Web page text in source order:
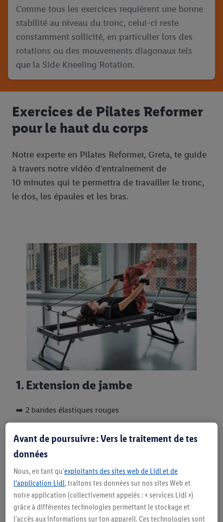
Comme tous les exercices requièrent une bonne
stabilité au niveau du tronc, celui-ci reste
constamment sollicité, en particulier lors des
rotations ou des mouvements diagonaux tels
que la Side Kneeling Rotation.
Exercices de Pilates Reformer
pour le haut du corps
Notre experte en Pilates Reformer, Greta, te guide
à travers notre vidéo d’entraînement de
10 minutes qui te permettra de travailler le tronc,
le dos, les épaules et les bras.
1. Extension de jambe
➡️ 2 bandes élastiques rouges
Pour la première activation du tronc, commence en
même temps que tu expires, tends une jambe en
diagonale vers l’avant. Tu tires ainsi consciemment la
paroi abdominale vers l’intérieur, en direction de la
colonne vertébrale», explique Greta. Elle souligne
Avant de poursuivre : Vers le traitement de tes
données
Nous, en tant qu'exploitants des sites web de Lidl et de
l’application Lidl, traitons tes données sur nos sites Web et
notre application (collectivement appelés : « services Lidl »)
grâce à différentes technologies permettant le stockage et
l'accès aux informations sur ton appareil. Ces technologies sont